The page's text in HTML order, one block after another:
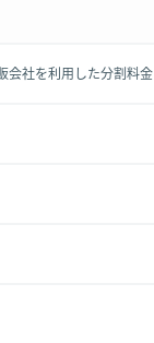
社を利用した分割料金